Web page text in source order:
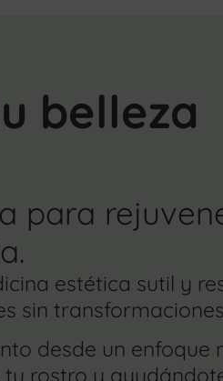
belleza
para
estética sutil y
sin
desde un enfoque
rostro y